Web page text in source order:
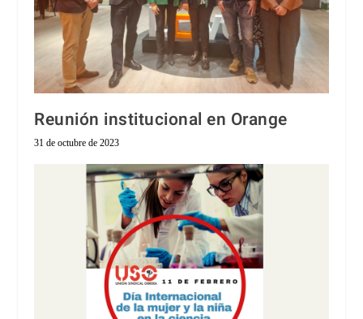
Reunión institucional en Orange
31 de octubre de 2023